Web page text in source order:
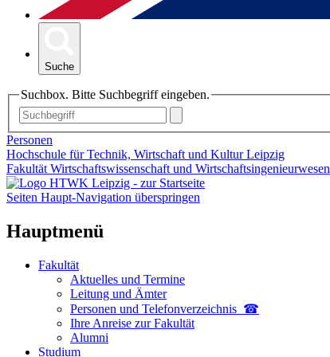
Suche
Suchbox. Bitte Suchbegriff eingeben.
Personen
Hochschule für Technik, Wirtschaft und Kultur Leipzig
Fakultät Wirtschaftswissenschaft und Wirtschaftsingenieurwesen
Seiten Haupt-Navigation überspringen
Hauptmenü
Fakultät
Aktuelles und Termine
Leitung und Ämter
Personen und Telefon­verzeichnis ☎
Ihre Anreise zur Fakultät
Alumni
Studium